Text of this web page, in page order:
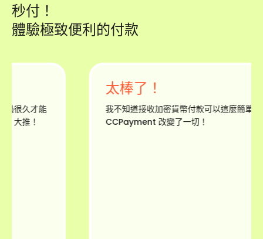
秒付！
體驗極致便利的付款
很久才能
大推！
太棒了！
我不知道接收加密貨幣付款可以這麼簡單！
CCPayment 改變了一切！